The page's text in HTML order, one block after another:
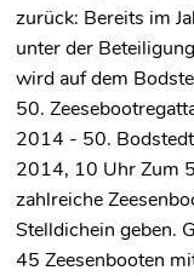
zurück: Bereits im
unter der
wird auf dem
50.
2014 - 50.
2014, 10 Uhr Zum
zahlreiche
Stelldichein geben.
45 Zeesenbooten